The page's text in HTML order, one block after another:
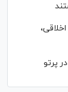
پرتو